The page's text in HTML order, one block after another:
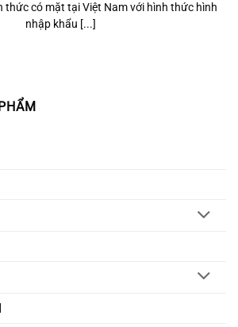
thức có mặt tại Việt Nam với hình thức hình
nhập khẩu [...]